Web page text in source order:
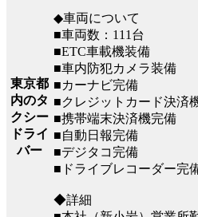
東京都
内のタ
クシー
ドライ
バー
◆車両について
■車両数：111台
■ETC車載機装備
■車内防犯カメラ装備
■カーナビ完備
■クレジットカード決済
■携帯端末決済機完備
■自動日報完備
■デジタコ完備
■ドライブレコーダー完
◆詳細